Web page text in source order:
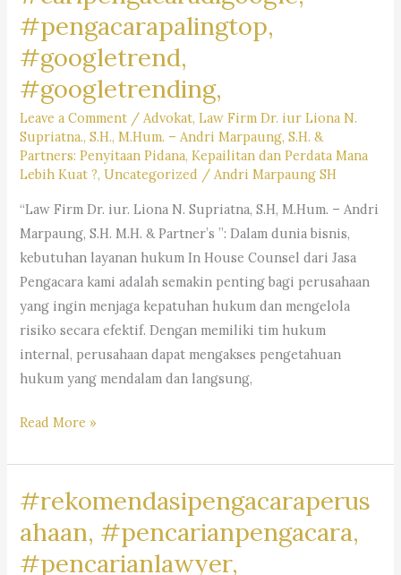
#pengacarapalingtop,
#googletrend,
#googletrending,
Leave a Comment /Advokat,Law Firm Dr. iur Liona N.
Supriatna., S.H., M.Hum. – Andri Marpaung, S.H. &
Partners: Penyitaan Pidana, Kepailitan dan Perdata Mana
Lebih Kuat ?,Uncategorized /Andri Marpaung SH
“Law Firm Dr. iur. Liona N. Supriatna, S.H, M.Hum. – Andri
Marpaung, S.H. M.H. & Partner’s ”: Dalam dunia bisnis,
kebutuhan layanan hukum In House Counsel dari Jasa
Pengacara kami adalah semakin penting bagi perusahaan
yang ingin menjaga kepatuhan hukum dan mengelola
risiko secara efektif. Dengan memiliki tim hukum
internal, perusahaan dapat mengakses pengetahuan
hukum yang mendalam dan langsung,
#rekomendasikantorhukumbisnis,
#jasapengacaraperusahaan,
#pencariankantoradvokat,
Read More »
#rekomendasipengacaraperus
ahaan, #pencarianpengacara,
#pencarianlawyer,